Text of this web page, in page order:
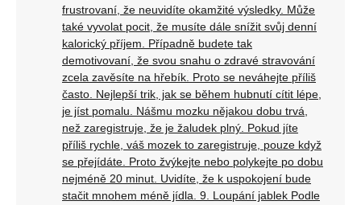
frustrovaní, že neuvidíte okamžité výsledky. Může
také vyvolat pocit, že musíte dále snížit svůj denní
kalorický příjem. Případně budete tak
demotivovaní, že svou snahu o zdravé stravování
zcela zavěsíte na hřebík. Proto se neváhejte příliš
často. Nejlepší trik, jak se během hubnutí cítit lépe,
je jíst pomalu. Nášmu mozku nějakou dobu trvá,
než zaregistruje, že je žaludek plný. Pokud jíte
příliš rychle, váš mozek to zaregistruje, pouze když
se přejídáte. Proto žvýkejte nebo polykejte po dobu
nejméně 20 minut. Uvidíte, že k uspokojení bude
stačit mnohem méně jídla. 9. Loupání jablek Podle